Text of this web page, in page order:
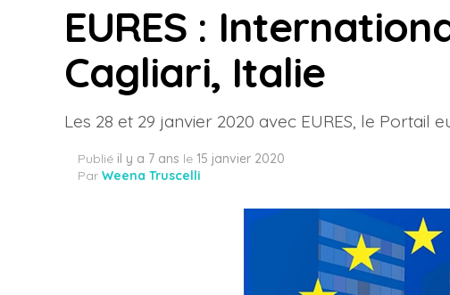
EURES :
Cagliari, Italie
Les 28 et 29 janvier 2020 avec EURES, le Portail
Publié il y a 7 ans le 15 janvier 2020
Par Weena Truscelli